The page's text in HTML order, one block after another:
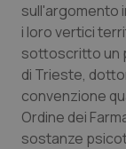
Piemonte
Provincia
Provincia
HIV
Infezioni
sull'argomento
i loro vertici
sottoscritto un
di Trieste,
convenzione
Ordine dei
sostanze